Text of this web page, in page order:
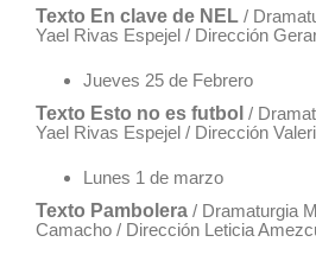
Texto En clave de NEL /
Yael Rivas Espejel / Dirección
Jueves 25 de Febrero
Texto Esto no es futbol /
Yael Rivas Espejel / Dirección
Lunes 1 de marzo
Texto Pambolera / Dramaturgia
Camacho / Dirección Leticia